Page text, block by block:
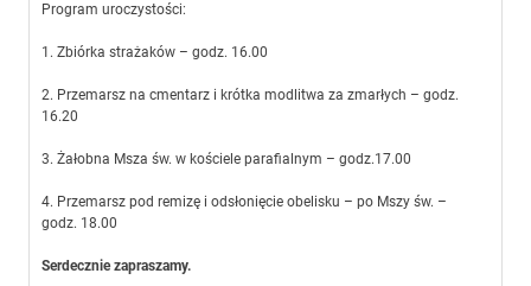
Program uroczystości:
1. Zbiórka strażaków – godz. 16.00
2. Przemarsz na cmentarz i krótka modlitwa za zmarłych – godz.
16.20
3. Żałobna Msza św. w kościele parafialnym – godz.17.00
4. Przemarsz pod remizę i odsłonięcie obelisku – po Mszy św. –
godz. 18.00
Serdecznie zapraszamy.